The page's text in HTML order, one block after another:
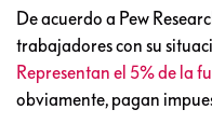
De acuerdo a Pew
trabajadores con su
Representan el 5% de la
obviamente, pagan